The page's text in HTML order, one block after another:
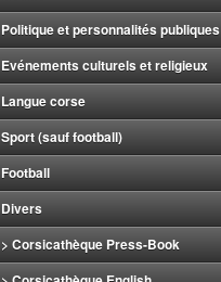
Politique et personnalités publiques
Evénements culturels et religieux
Langue corse
Sport (sauf football)
Football
Divers
> Corsicathèque Press-Book